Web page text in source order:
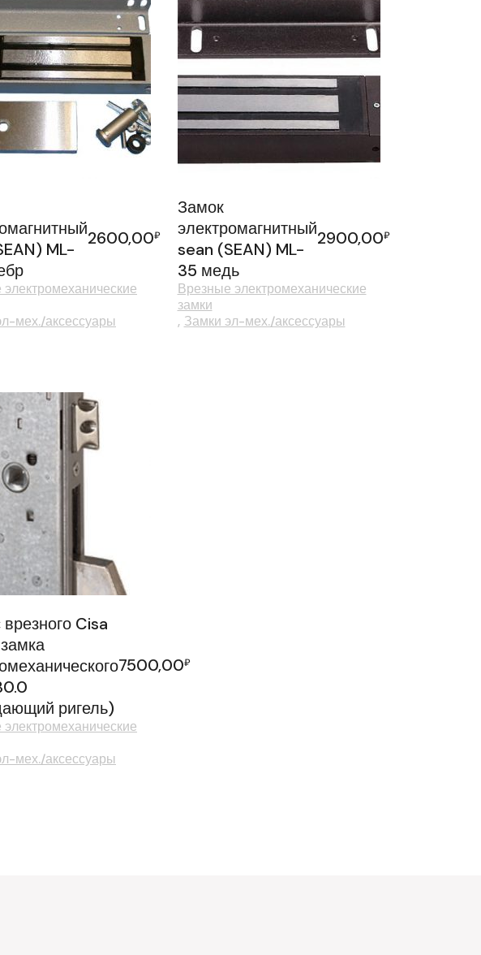
ML-
2600,00₽
мех./аксессуары
Замок
электромагнитный
sean (SEAN) ML-
35 медь
2900,00₽
Врезные электромеханические
замки
Замки эл-мех./аксессуары
Cisa
ригель)
7500,00₽
мех./аксессуары